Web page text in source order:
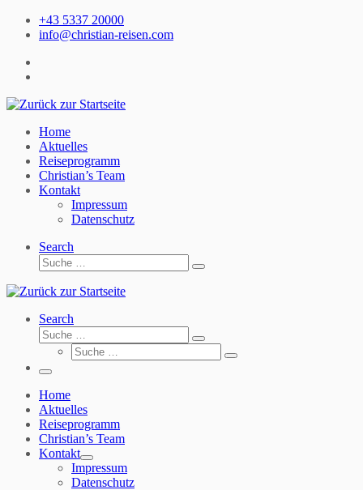
Zum
Inhalt
+43 5337 20000
info@christian-reisen.com
Home
Aktuelles
Reiseprogramm
Christian’s Team
Kontakt
Impressum
Datenschutz
Search
Suche
Suche
Search
Suche
Suche
Suche
Suche
Menü
Home
Aktuelles
Reiseprogramm
Christian’s Team
Kontakt
Impressum
Datenschutz